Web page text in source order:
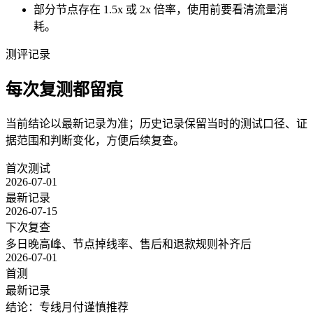
部分节点存在 1.5x 或 2x 倍率，使用前要看清流量消
耗。
测评记录
每次复测都留痕
当前结论以最新记录为准；历史记录保留当时的测试口径、证
据范围和判断变化，方便后续复查。
首次测试
2026-07-01
最新记录
2026-07-15
下次复查
多日晚高峰、节点掉线率、售后和退款规则补齐后
2026-07-01
首测
最新记录
结论：专线月付谨慎推荐